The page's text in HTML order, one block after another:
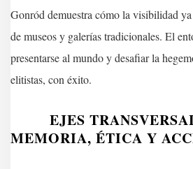
Gonród demuestra cómo la visibilidad
de museos y galerías tradicionales. El
presentarse al mundo y desafiar la
elitistas, con éxito.
EJES
MEMORIA, ÉTICA Y